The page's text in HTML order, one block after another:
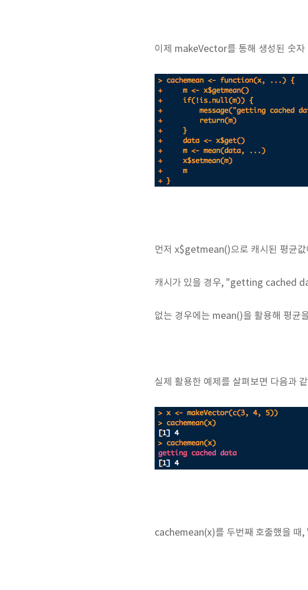
이제 makeVector를 통해 생성된 숫자
먼저 x$getmean()으로 캐시된 평균값
캐시가 있을 경우, "getting cached
없는 경우에는 mean()을 활용해 평
실제 활용한 예제를 살펴보면 다음과
cachemean(x)를 두번째 호출했을